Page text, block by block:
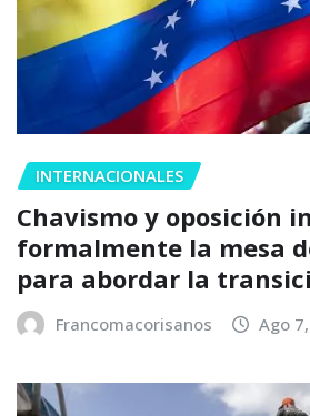
INTERNACIONALES
Chavismo y oposición
formalmente la mesa
para abordar la
Francomacorisanos Ago